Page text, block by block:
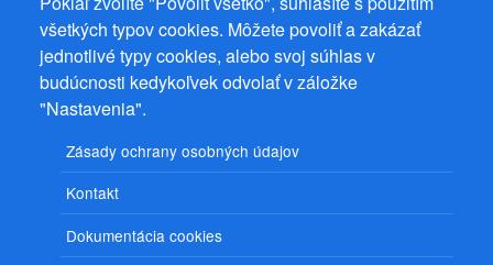
všetkých typov cookies. Môžete povoliť a zakázať
jednotlivé typy cookies, alebo svoj súhlas v
budúcnosti kedykoľvek odvolať v záložke
"Nastavenia".
Zásady ochrany osobných údajov
Kontakt
Dokumentácia cookies
© 2026 PuzzleWebss.r.o.